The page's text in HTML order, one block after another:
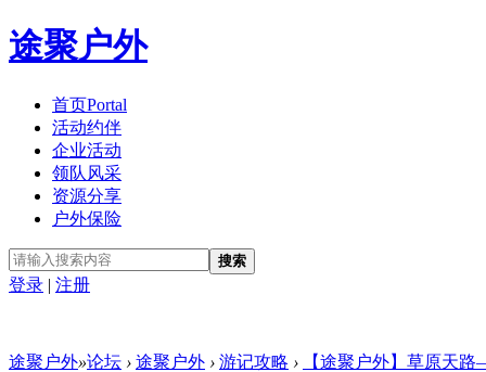
途聚户外
首页Portal
活动约伴
企业活动
领队风采
资源分享
户外保险
搜索
登录 | 注册
途聚户外»论坛 › 途聚户外 › 游记攻略 › 【途聚户外】草原天